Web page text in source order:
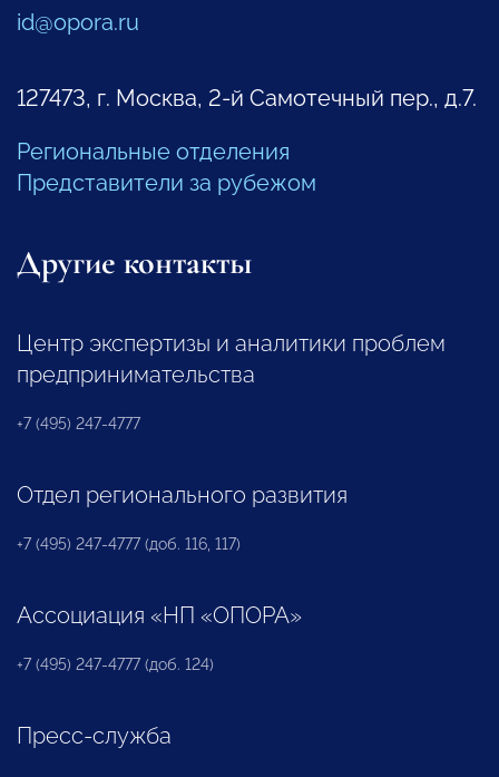
id@opora.ru
127473, г. Москва, 2-й Самотечный пер., д.7.
Региональные отделения
Представители за рубежом
Другие контакты
Центр экспертизы и аналитики проблем
предпринимательства
+7 (495) 247-4777
Отдел регионального развития
+7 (495) 247-4777 (доб. 116, 117)
Ассоциация «НП «ОПОРА»
+7 (495) 247-4777 (доб. 124)
Пресс-служба